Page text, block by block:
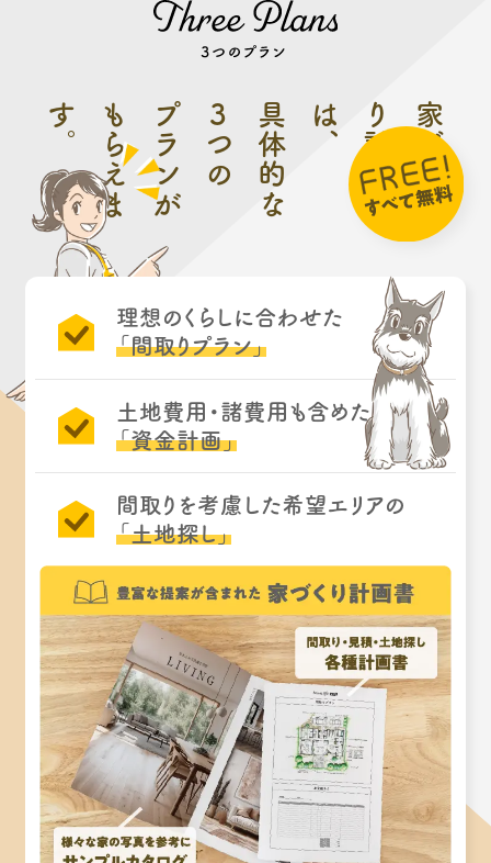
家づ
く
り
計
画
書
は
、
具体的な
3
つの
プランが
も
ら
え
ま
す
。
理想のくらしに合わせた
「間取りプラン」
土地費用・諸費用も含めた
「資金計画」
間取りを考慮した希望エリアの
「土地探し」